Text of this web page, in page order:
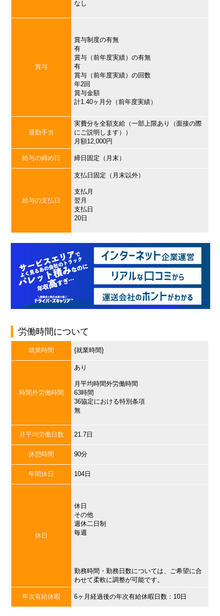
なし
賞与
賞与制度の有無
有
賞与（前年度実績）の有無
有
賞与（前年度実績）の回数
年2回
賞与金額
計1.40ヶ月分（前年度実績）
通勤手当
実費分を全額支給（一部上限あり（面接の際
にご説明します））
月額12,000円
給与の締め日 締日固定（月末）
給与の支払日
支払日固定（月末以外）
支払月
翌月
支払日
20日
労働時間について
就業時間 {就業時間}
時間外労働時間
あり
月平均時間外労働時間
63時間
36協定における特別条項
無
月平均労働日数 21.7日
休憩時間 90分
年間休日 104日
休日
休日
その他
週休二日制
毎週
勤務時間・勤務日数については、ご希望に合
わせて柔軟に調整が可能です。
年次有給休暇 6ヶ月経過後の年次有給休暇日数：10日